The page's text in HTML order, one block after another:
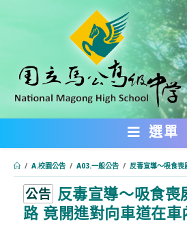
內
選單
/ A.校園公告 / A03.一般公告 / 反毒宣導～吸食
公告 反毒宣導～吸食喪
路 竟開進對向車道在車